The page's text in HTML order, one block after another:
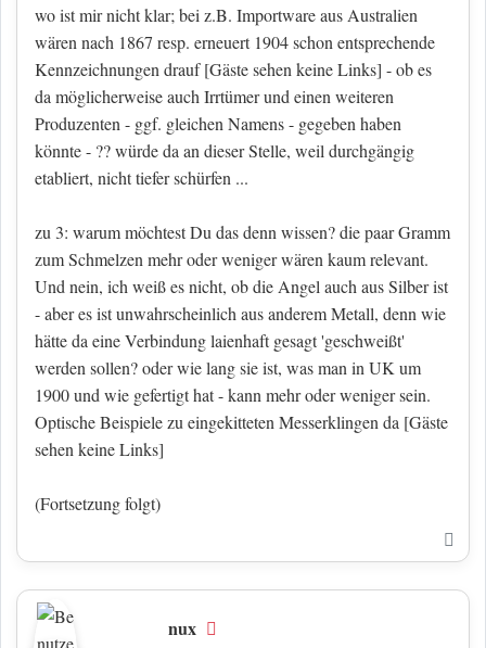
wo ist mir nicht klar; bei z.B. Importware aus Australien
wären nach 1867 resp. erneuert 1904 schon entsprechende
Kennzeichnungen drauf[Gäste sehen keine Links] - ob es
da möglicherweise auch Irrtümer und einen weiteren
Produzenten - ggf. gleichen Namens - gegeben haben
könnte - ?? würde da an dieser Stelle, weil durchgängig
etabliert, nicht tiefer schürfen ...
zu 3: warum möchtest Du das denn wissen? die paar Gramm
zum Schmelzen mehr oder weniger wären kaum relevant.
Und nein, ich weiß es nicht, ob die Angel auch aus Silber ist
- aber es ist unwahrscheinlich aus anderem Metall, denn wie
hätte da eine Verbindung laienhaft gesagt 'geschweißt'
werden sollen? oder wie lang sie ist, was man in UK um
1900 und wie gefertigt hat - kann mehr oder weniger sein.
Optische Beispiele zu eingekitteten Messerklingen da [Gäste
sehen keine Links]
(Fortsetzung folgt)
nux